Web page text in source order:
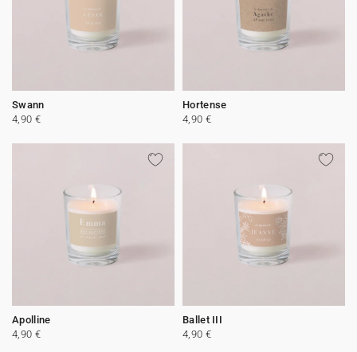
Swann
4,90 €
Hortense
4,90 €
Apolline
4,90 €
Ballet III
4,90 €